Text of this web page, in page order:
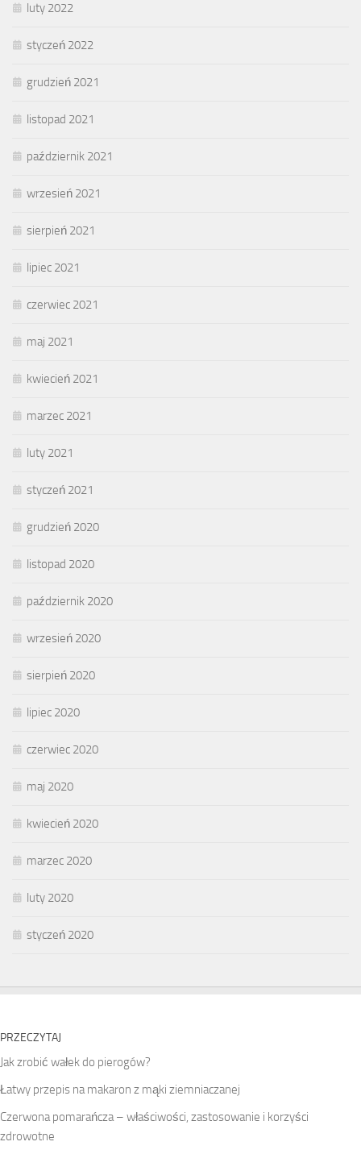
luty 2022
styczeń 2022
grudzień 2021
listopad 2021
październik 2021
wrzesień 2021
sierpień 2021
lipiec 2021
czerwiec 2021
maj 2021
kwiecień 2021
marzec 2021
luty 2021
styczeń 2021
grudzień 2020
listopad 2020
październik 2020
wrzesień 2020
sierpień 2020
lipiec 2020
czerwiec 2020
maj 2020
kwiecień 2020
marzec 2020
luty 2020
styczeń 2020
PRZECZYTAJ
Jak zrobić wałek do pierogów?
Łatwy przepis na makaron z mąki ziemniaczanej
Czerwona pomarańcza – właściwości, zastosowanie i korzyści
zdrowotne